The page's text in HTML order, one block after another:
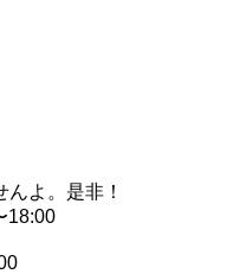
んよ。是非！
18:00